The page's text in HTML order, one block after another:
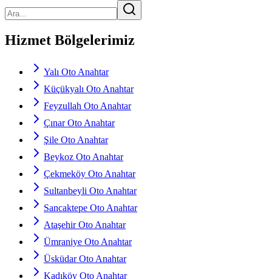
Hizmet Bölgelerimiz
Yalı Oto Anahtar
Küçükyalı Oto Anahtar
Feyzullah Oto Anahtar
Çınar Oto Anahtar
Şile Oto Anahtar
Beykoz Oto Anahtar
Çekmeköy Oto Anahtar
Sultanbeyli Oto Anahtar
Sancaktepe Oto Anahtar
Ataşehir Oto Anahtar
Ümraniye Oto Anahtar
Üsküdar Oto Anahtar
Kadıköy Oto Anahtar